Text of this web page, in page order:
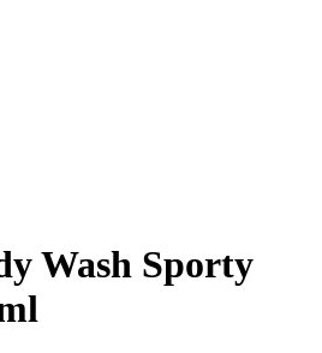
Wash Sporty